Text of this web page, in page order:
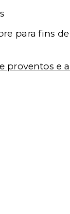
para fins
proventos e